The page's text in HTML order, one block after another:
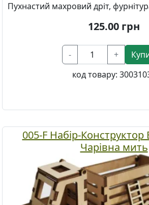
Пухнастий махровий дріт,
125.00 грн
- +
код товару:
005-F Набір-Конструктор
Чарівна мить